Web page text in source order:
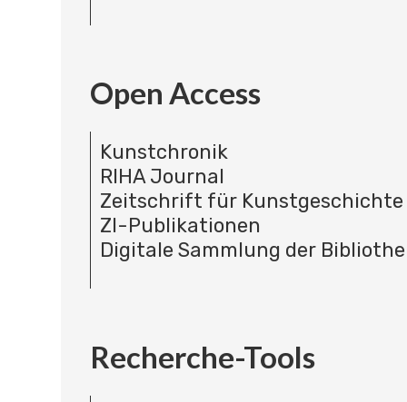
Open Access
Kunstchronik
RIHA Journal
Zeitschrift für Kunstgeschichte
ZI-Publikationen
Digitale Sammlung der
Recherche-Tools